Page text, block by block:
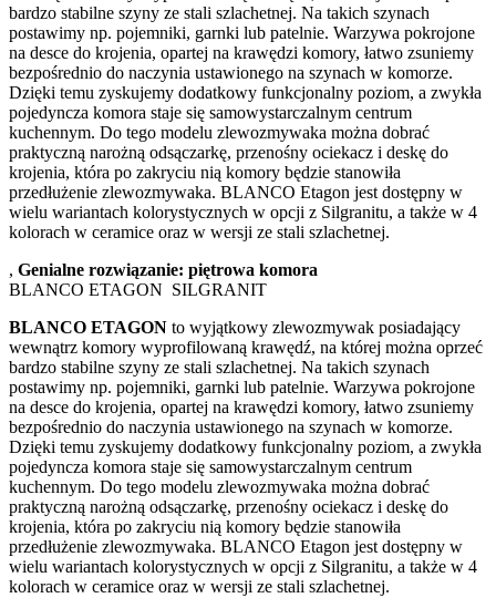
bardzo stabilne szyny ze stali szlachetnej. Na takich szynach
postawimy np. pojemniki, garnki lub patelnie. Warzywa pokrojone
na desce do krojenia, opartej na krawędzi komory, łatwo zsuniemy
bezpośrednio do naczynia ustawionego na szynach w komorze.
Dzięki temu zyskujemy dodatkowy funkcjonalny poziom, a zwykła
pojedyncza komora staje się samowystarczalnym centrum
kuchennym. Do tego modelu zlewozmywaka można dobrać
praktyczną narożną odsączarkę, przenośny ociekacz i deskę do
krojenia, która po zakryciu nią komory będzie stanowiła
przedłużenie zlewozmywaka. BLANCO Etagon jest dostępny w
wielu wariantach kolorystycznych w opcji z Silgranitu, a także w 4
kolorach w ceramice oraz w wersji ze stali szlachetnej.
, Genialne rozwiązanie: piętrowa komora
BLANCO ETAGON SILGRANIT
BLANCO ETAGON to wyjątkowy zlewozmywak posiadający
wewnątrz komory wyprofilowaną krawędź, na której można oprzeć
bardzo stabilne szyny ze stali szlachetnej. Na takich szynach
postawimy np. pojemniki, garnki lub patelnie. Warzywa pokrojone
na desce do krojenia, opartej na krawędzi komory, łatwo zsuniemy
bezpośrednio do naczynia ustawionego na szynach w komorze.
Dzięki temu zyskujemy dodatkowy funkcjonalny poziom, a zwykła
pojedyncza komora staje się samowystarczalnym centrum
kuchennym. Do tego modelu zlewozmywaka można dobrać
praktyczną narożną odsączarkę, przenośny ociekacz i deskę do
krojenia, która po zakryciu nią komory będzie stanowiła
przedłużenie zlewozmywaka. BLANCO Etagon jest dostępny w
wielu wariantach kolorystycznych w opcji z Silgranitu, a także w 4
kolorach w ceramice oraz w wersji ze stali szlachetnej.